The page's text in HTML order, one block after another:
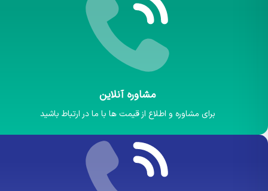
مشاوره آنلاین
برای مشاوره و اطلاع از قیمت ها با ما در ارتباط باشید